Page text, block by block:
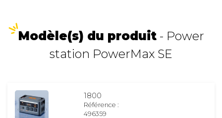
Modèle(s) du produit- Power
station PowerMax SE
1800
Référence :
496359